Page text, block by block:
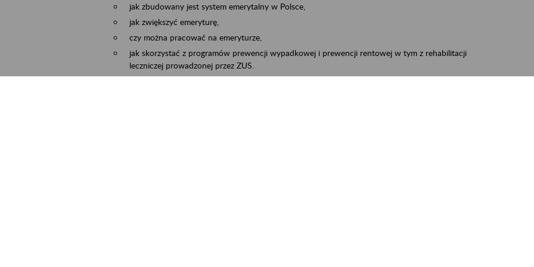
jak zbudowany jest system emerytalny w Polsce,
jak zwiększyć emeryturę,
czy można pracować na emeryturze,
jak skorzystać z programów prewencji wypadkowej i prewencji rentowej w tym z rehabilitacji
leczniczej prowadzonej przez ZUS.